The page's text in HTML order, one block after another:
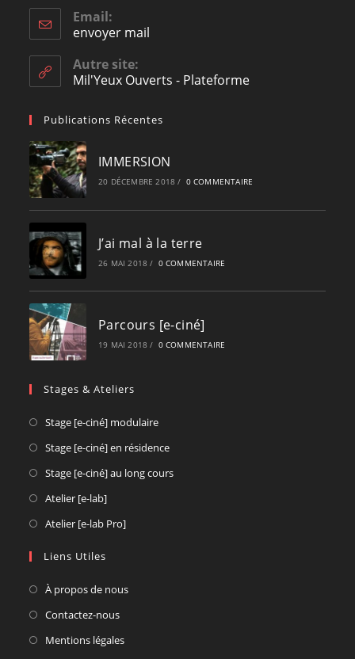
Email:
envoyer mail
application
Autre site:
Mil'Yeux Ouverts - Plateforme
Publications Récentes
IMMERSION
20 DÉCEMBRE 2018 / 0 COMMENTAIRE
J’ai mal à la terre
26 MAI 2018 / 0 COMMENTAIRE
Parcours [e-ciné]
19 MAI 2018 / 0 COMMENTAIRE
Stages & Ateliers
Stage [e-ciné] modulaireOpens
new
Stage [e-ciné] en résidenceOpens
Stage [e-ciné] au long coursOpens
Atelier [e-lab]Opens
Atelier [e-lab Pro]Opens
Liens Utiles
À propos de nous
Contactez-nous
Mentions légales